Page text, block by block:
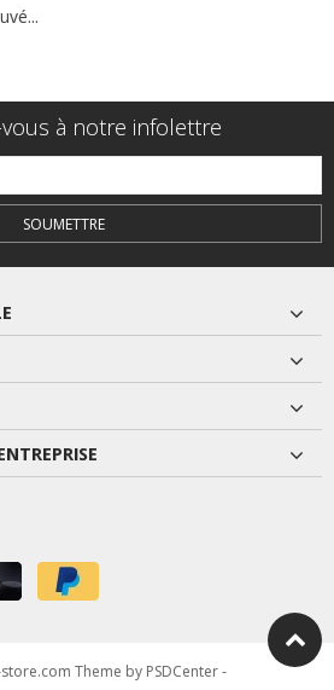
à notre infolettre
SOUMETTRE
Theme by PSDCenter-